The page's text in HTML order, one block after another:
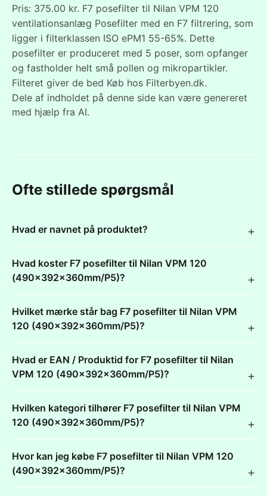
Pris: 375.00 kr. F7 posefilter til Nilan VPM 120
ventilationsanlæg Posefilter med en F7 filtrering, som
ligger i filterklassen ISO ePM1 55-65%. Dette
posefilter er produceret med 5 poser, som opfanger
og fastholder helt små pollen og mikropartikler.
Filteret giver de bed Køb hos Filterbyen.dk.
Dele af indholdet på denne side kan være genereret
med hjælp fra AI.
Ofte stillede spørgsmål
Hvad er navnet på produktet?
Hvad koster F7 posefilter til Nilan VPM 120
(490x392x360mm/P5)?
Hvilket mærke står bag F7 posefilter til Nilan VPM
120 (490x392x360mm/P5)?
Hvad er EAN / Produktid for F7 posefilter til Nilan
VPM 120 (490x392x360mm/P5)?
Hvilken kategori tilhører F7 posefilter til Nilan VPM
120 (490x392x360mm/P5)?
Hvor kan jeg købe F7 posefilter til Nilan VPM 120
(490x392x360mm/P5)?